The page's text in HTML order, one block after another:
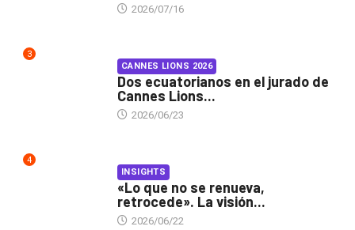
2026/07/16
3
CANNES LIONS 2026
Dos ecuatorianos en el jurado de
Cannes Lions...
2026/06/23
4
INSIGHTS
«Lo que no se renueva,
retrocede». La visión...
2026/06/22